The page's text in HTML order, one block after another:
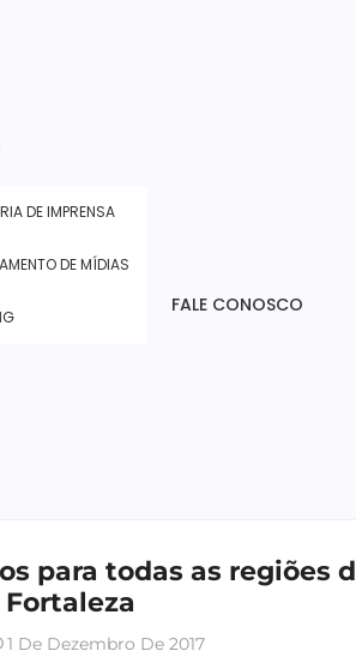
DE IMPRENSA
DE MÍDIAS
FALE CONOSCO
para todas as regiões
1 De Dezembro De 2017